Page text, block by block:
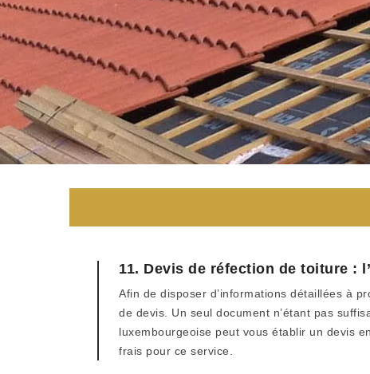
11. Devis de réfection de toiture :
Afin de disposer d’informations détaillées à
de devis. Un seul document n’étant pas
luxembourgeoise peut vous établir un devis
frais pour ce service.